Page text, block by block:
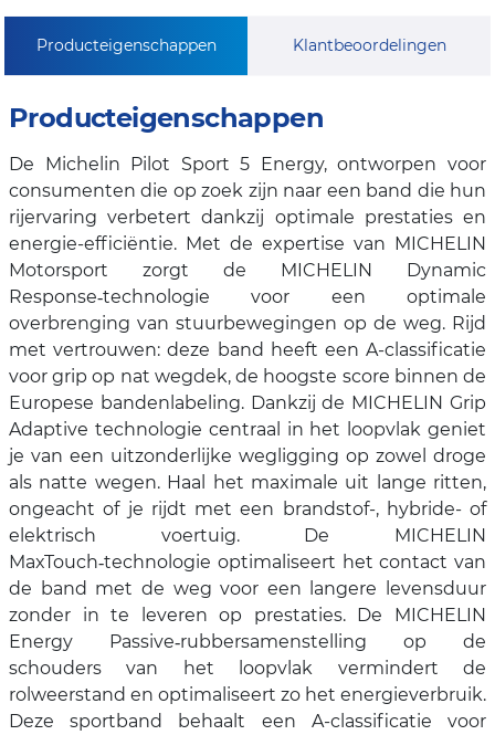
Producteigenschappen Klantbeoordelingen
Producteigenschappen
De Michelin Pilot Sport 5 Energy, ontworpen voor
consumenten die op zoek zijn naar een band die hun
rijervaring verbetert dankzij optimale prestaties en
energie-efficiëntie. Met de expertise van MICHELIN
Motorsport zorgt de MICHELIN Dynamic
Response‑technologie voor een optimale
overbrenging van stuurbewegingen op de weg. Rijd
met vertrouwen: deze band heeft een A-classificatie
voor grip op nat wegdek, de hoogste score binnen de
Europese bandenlabeling. Dankzij de MICHELIN Grip
Adaptive technologie centraal in het loopvlak geniet
je van een uitzonderlijke wegligging op zowel droge
als natte wegen. Haal het maximale uit lange ritten,
ongeacht of je rijdt met een brandstof-, hybride- of
elektrisch voertuig. De MICHELIN
MaxTouch‑technologie optimaliseert het contact van
de band met de weg voor een langere levensduur
zonder in te leveren op prestaties. De MICHELIN
Energy Passive‑rubbersamenstelling op de
schouders van het loopvlak vermindert de
rolweerstand en optimaliseert zo het energieverbruik.
Deze sportband behaalt een A-classificatie voor